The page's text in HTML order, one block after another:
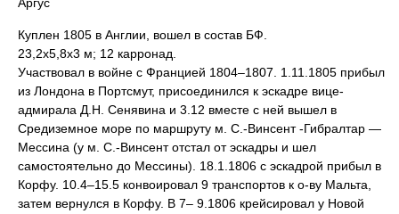
Куплен 1805 в Англии, вошел в состав БФ.
23,2x5,8x3 м; 12 карронад.
Участвовал в войне с Францией 1804–1807. 1.11.1805 прибыл
из Лондона в Портсмут, присоединился к эскадре вице-
адмирала Д.Н. Сенявина и 3.12 вместе с ней вышел в
Средиземное море по маршруту м. С.-Винсент -Гибралтар —
Мессина (у м. С.-Винсент отстал от эскадры и шел
самостоятельно до Мессины). 18.1.1806 с эскадрой прибыл в
Корфу. 10.4–15.5 конвоировал 9 транспортов к о-ву Мальта,
затем вернулся в Корфу. В 7– 9.1806 крейсировал у Новой